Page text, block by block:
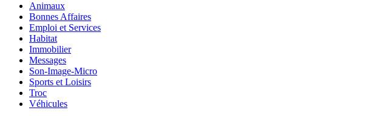
Animaux
Bonnes Affaires
Emploi et Services
Habitat
Immobilier
Messages
Son-Image-Micro
Sports et Loisirs
Troc
Véhicules